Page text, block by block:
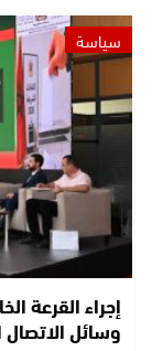
سياسة
إجراء القرعة
وسائل